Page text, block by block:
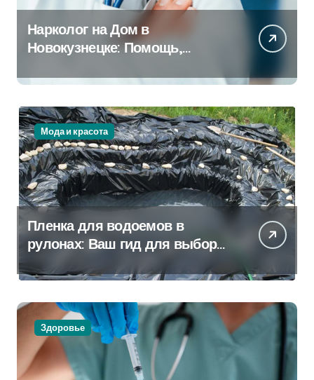
Нарколог на Дом в
Новокузнецке: Помощь,
Мода и красота
Пленка для водоемов в
рулонах: Ваш гид для выбора
и применения
Здоровье